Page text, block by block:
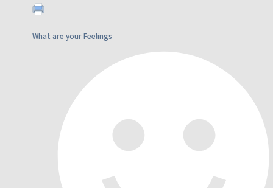
What are your Feelings